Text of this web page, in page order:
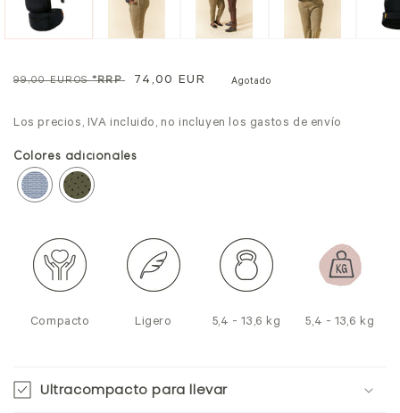
Precio
99,00 EUROS*RRP
Precio
venta
74,00 EUR Agotado
Los precios, IVA incluido, no incluyen los gastos de envío
Colores adicionales
Compacto Ligero 5,4 - 13,6 kg 5,4 - 13,6 kg
Ultracompacto para llevar